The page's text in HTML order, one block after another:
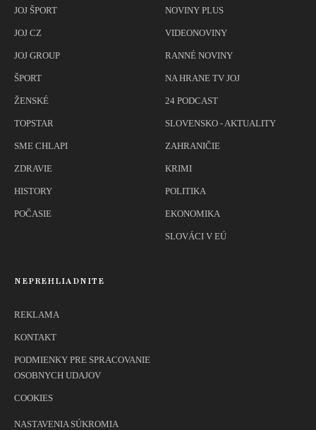
JOJ ŠPORT
JOJ CZ
JOJ GROUP
ŠPORT
ŽENSKÉ
TOPSTAR
SME CHLAPI
ZDRAVIE
HISTORY
POČASIE
NOVINY PLUS
VIDEONOVINY
RANNÉ NOVINY
NA HRANE TV JOJ
24 PODCAST
SLOVENSKO - AKTUALITY
ZAHRANIČIE
KRIMI
POLITIKA
EKONOMIKA
SLOVÁCI V EÚ
NEPREHLIADNITE
REKLAMA
KONTAKT
PODMIENKY PRE SPRACOVANIE
OSOBNYCH UDAJOV
COOKIES
NASTAVENIA SÚKROMIA